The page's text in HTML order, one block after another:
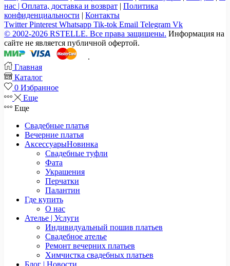
нас | Оплата, доставка и возврат | Политика
конфиденциальности | Контакты
Twitter Pinterest Whatsapp Tik-tok Email Telegram Vk
© 2002-2026 RSTELLE. Все права защищены. Информация на
сайте не является публичной офертой.
.
Главная
Каталог
0 Избранное
Еще
Еще
Свадебные платья
Вечерние платья
АксессуарыНовинка
Свадебные туфли
Фата
Украшения
Перчатки
Палантин
Где купить
О нас
Ателье | Услуги
Индивидуальный пошив платьев
Свадебное ателье
Ремонт вечерних платьев
Химчистка свадебных платьев